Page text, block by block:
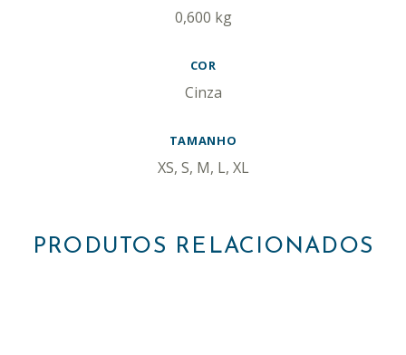
0,600 kg
COR
Cinza
TAMANHO
XS, S, M, L, XL
PRODUTOS RELACIONADOS